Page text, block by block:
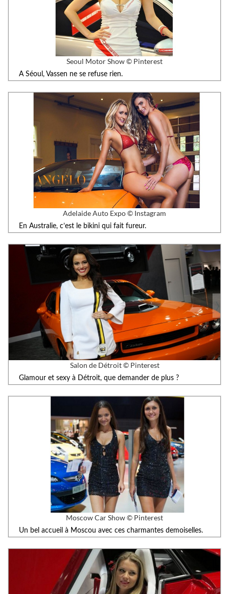
Seoul Motor Show © Pinterest
A Séoul, Vassen ne se refuse rien.
Adelaide Auto Expo © Instagram
En Australie, c’est le bikini qui fait fureur.
Salon de Détroit © Pinterest
Glamour et sexy à Détroit, que demander de plus ?
Moscow Car Show © Pinterest
Un bel accueil à Moscou avec ces charmantes demoiselles.